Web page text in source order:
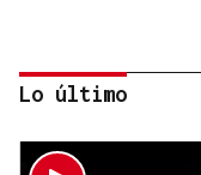
Lo último